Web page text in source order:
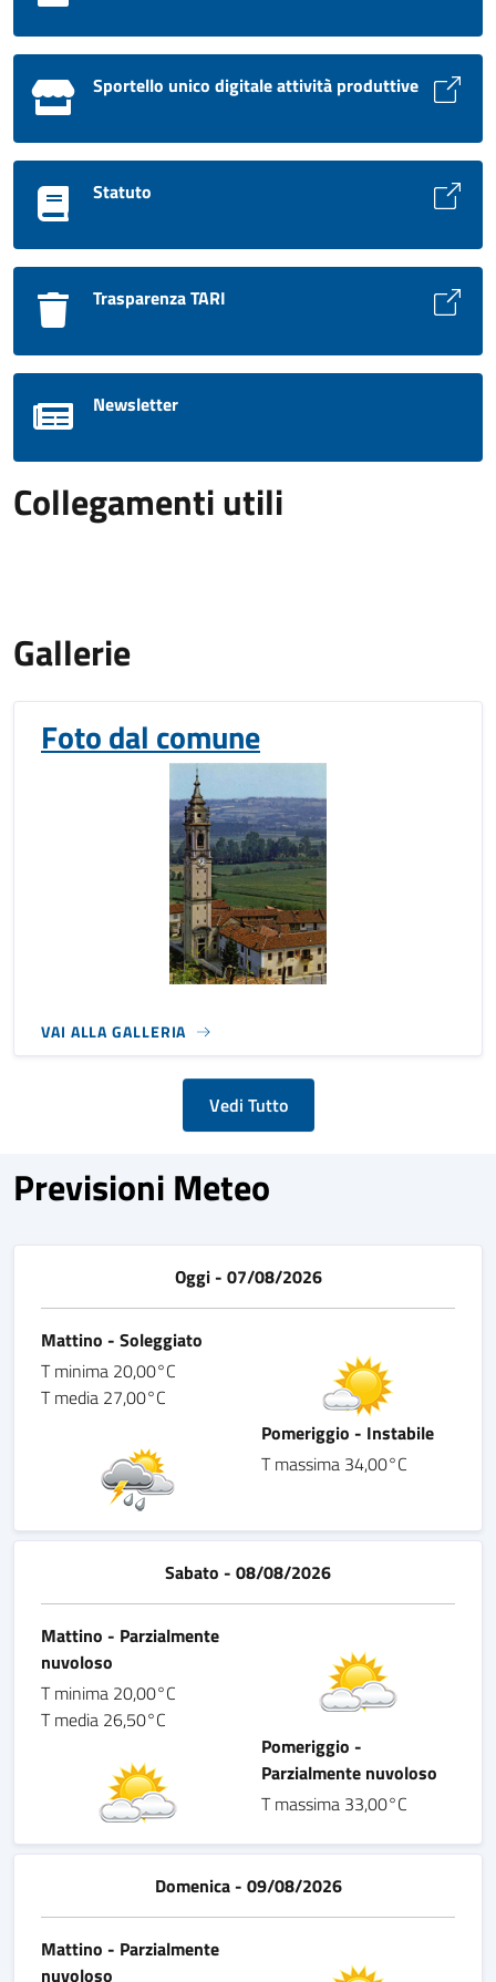
Sportello unico digitale attività produttive
Statuto
Trasparenza TARI
Newsletter
Collegamenti utili
Gallerie
Foto dal comune
VAI ALLA GALLERIA
Vedi Tutto
Previsioni Meteo
Oggi - 07/08/2026
Mattino - Soleggiato
T minima 20,00°C
T media 27,00°C
Pomeriggio - Instabile
T massima 34,00°C
Sabato - 08/08/2026
Mattino - Parzialmente
nuvoloso
T minima 20,00°C
T media 26,50°C
Pomeriggio -
Parzialmente nuvoloso
T massima 33,00°C
Domenica - 09/08/2026
Mattino - Parzialmente
nuvoloso